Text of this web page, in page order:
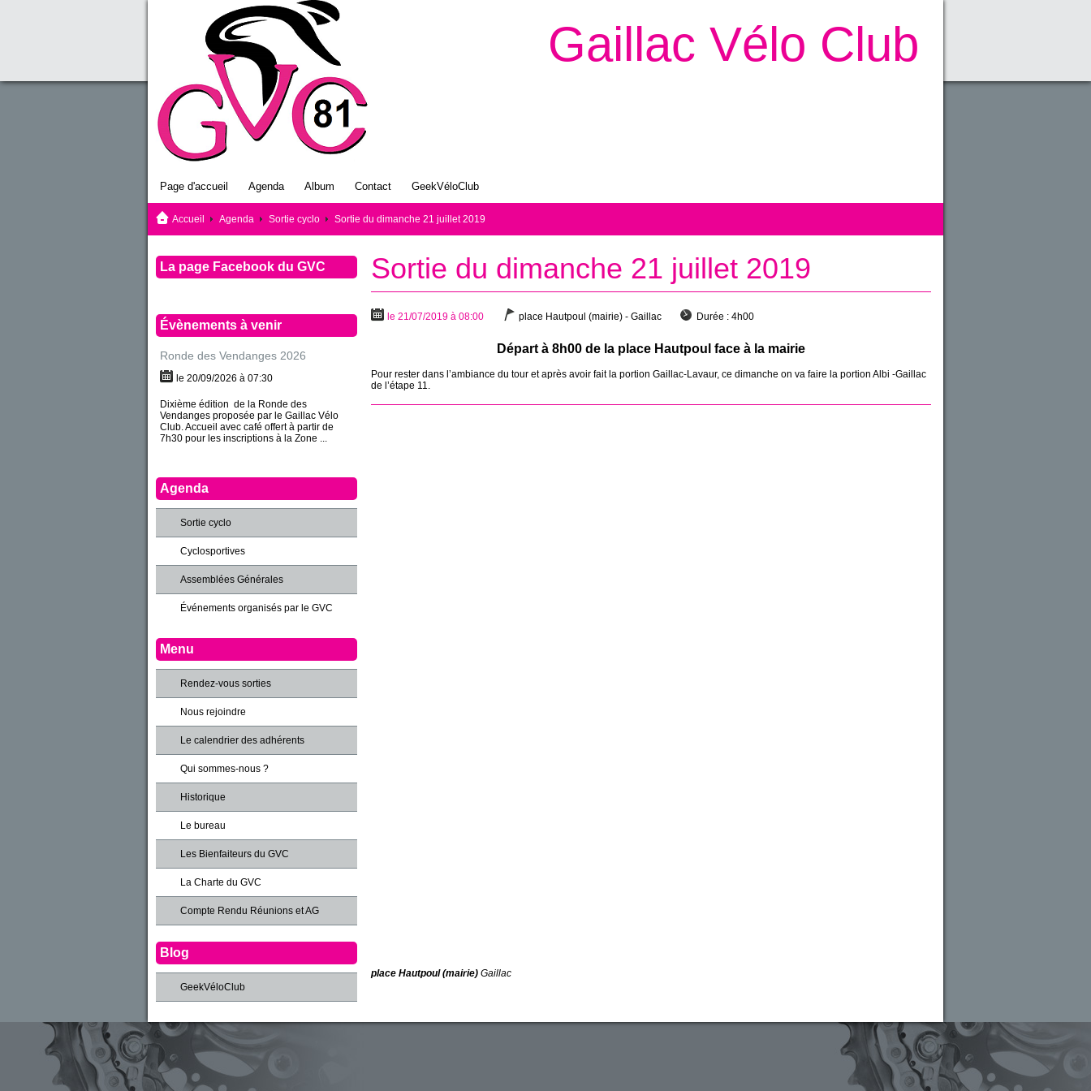
Gaillac Vélo Club
Page d'accueil Agenda Album Contact GeekVéloClub
Accueil Agenda Sortie cyclo Sortie du dimanche 21 juillet 2019
Sortie du dimanche 21 juillet 2019
le 21/07/2019 à 08:00 place Hautpoul (mairie) - Gaillac Durée : 4h00
Départ à 8h00 de la place Hautpoul face à la mairie
Pour rester dans l’ambiance du tour et après avoir fait la portion Gaillac-Lavaur, ce dimanche on va faire la portion Albi -Gaillac
de l’étape 11.
place Hautpoul (mairie) Gaillac
La page Facebook du GVC
Évènements à venir
Ronde des Vendanges 2026
le 20/09/2026 à 07:30
Dixième édition de la Ronde des
Vendanges proposée par le Gaillac Vélo
Club. Accueil avec café offert à partir de
7h30 pour les inscriptions à la Zone ...
Agenda
Sortie cyclo
Cyclosportives
Assemblées Générales
Événements organisés par le GVC
Menu
Rendez-vous sorties
Nous rejoindre
Le calendrier des adhérents
Qui sommes-nous ?
Historique
Le bureau
Les Bienfaiteurs du GVC
La Charte du GVC
Compte Rendu Réunions et AG
Blog
GeekVéloClub